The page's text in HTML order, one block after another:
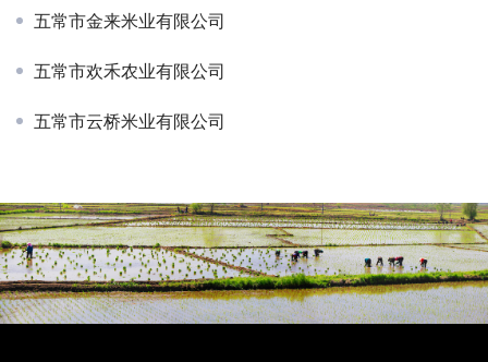
五常市金来米业有限公司
五常市欢禾农业有限公司
五常市云桥米业有限公司